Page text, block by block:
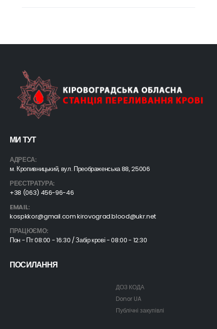
МИ ТУТ
АДРЕСА:
м. Кропивницький, вул. Преображенська 88, 25006
РЕЄСТРАТУРА:
+38 (063) 456-96-46
EMAIL:
kospkkor@gmail.com kirovograd.blood@ukr.net
ПРАЦЮЄМО:
Пон - Пт 08:00 - 16:30 / Забір крові - 08:00 - 12:30
ПОСИЛАННЯ
ДОЗ КОДА
Donor UA
Публічні закупівлі